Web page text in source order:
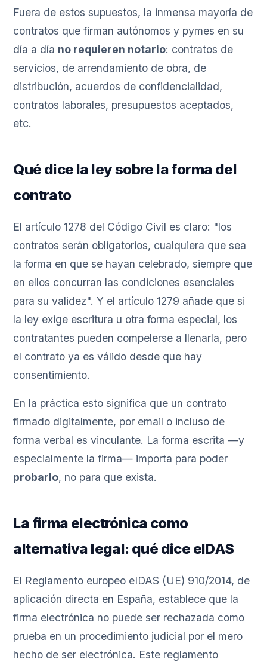
Fuera de estos supuestos, la inmensa mayoría de
contratos que firman autónomos y pymes en su
día a día no requieren notario: contratos de
servicios, de arrendamiento de obra, de
distribución, acuerdos de confidencialidad,
contratos laborales, presupuestos aceptados,
etc.
Qué dice la ley sobre la forma del
contrato
El artículo 1278 del Código Civil es claro: "los
contratos serán obligatorios, cualquiera que sea
la forma en que se hayan celebrado, siempre que
en ellos concurran las condiciones esenciales
para su validez". Y el artículo 1279 añade que si
la ley exige escritura u otra forma especial, los
contratantes pueden compelerse a llenarla, pero
el contrato ya es válido desde que hay
consentimiento.
En la práctica esto significa que un contrato
firmado digitalmente, por email o incluso de
forma verbal es vinculante. La forma escrita —y
especialmente la firma— importa para poder
probarlo, no para que exista.
La firma electrónica como
alternativa legal: qué dice eIDAS
El Reglamento europeo eIDAS (UE) 910/2014, de
aplicación directa en España, establece que la
firma electrónica no puede ser rechazada como
prueba en un procedimiento judicial por el mero
hecho de ser electrónica. Este reglamento